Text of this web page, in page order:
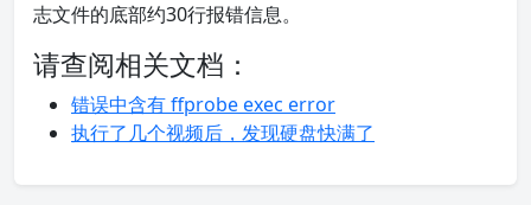
志文件的底部约30行报错信息。
请查阅相关文档：
错误中含有 ffprobe exec error
执行了几个视频后，发现硬盘快满了